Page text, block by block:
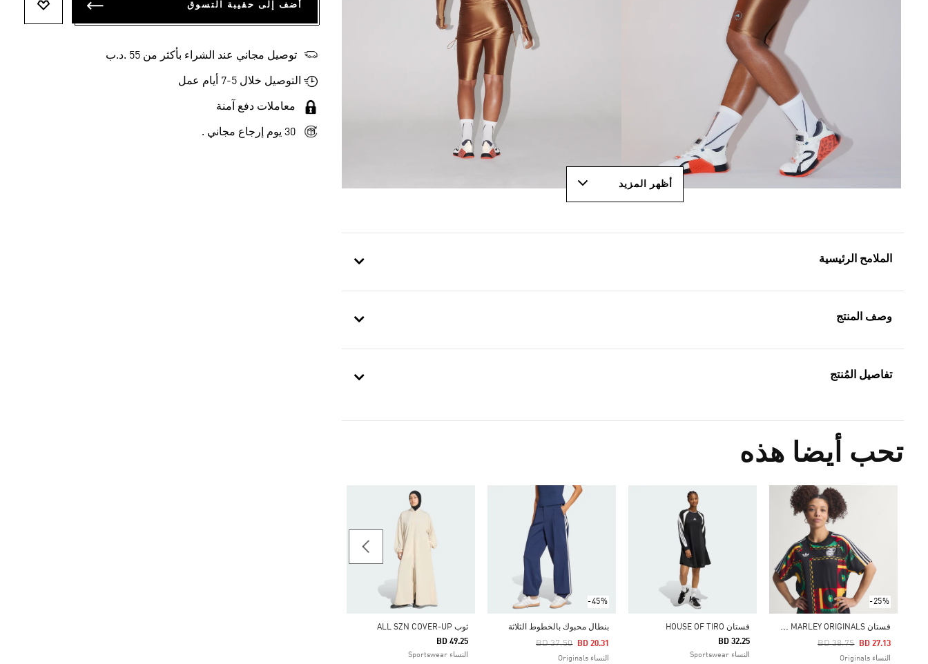
أظهر المزيد
الملامح الرئيسية
وصف المنتج
تفاصيل المُنتج
تحب أيضا هذه
-25%
ف
ستان JAMAICA X BOB MARLEY ORIGINALS
Price Reduced From
BD 38.75
To BD 27.13
النساء Originals
فستان HOUSE OF TIRO
BD 32.25
النساء Sportswear
-45%
بنطال محبوك بالخطوط الثلاثة
Price Reduced From
BD 37.50
To BD 20.31
النساء Originals
ثوب ALL SZN COVER-UP
BD 49.25
النساء Sportswear
Price Reduced From
أضف إلى حقيبة التسوق
توصيل مجاني عند الشراء بأكثر من 55 .د.ب‎
التوصيل خلال 5-7 أيام عمل
معاملات دفع آمنة
30 يوم إرجاع مجاني .